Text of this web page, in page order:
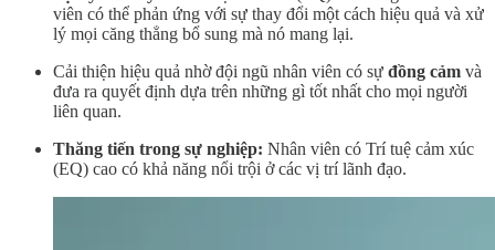
viên có thể phản ứng với sự thay đổi một cách hiệu quả và xử
lý mọi căng thẳng bổ sung mà nó mang lại.
Cải thiện hiệu quả nhờ đội ngũ nhân viên có sự đồng cảm và
đưa ra quyết định dựa trên những gì tốt nhất cho mọi người
liên quan.
Thăng tiến trong sự nghiệp: Nhân viên có Trí tuệ cảm xúc
(EQ) cao có khả năng nổi trội ở các vị trí lãnh đạo.